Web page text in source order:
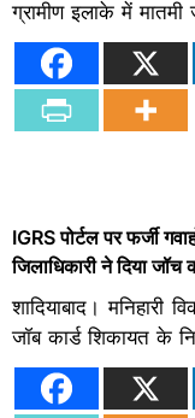
ग्रामीण इलाके में
IGRS पोर्टल पर फर्जी
जिलाधिकारी ने दिया
शादियाबाद।
जॉब कार्ड शिकायत के